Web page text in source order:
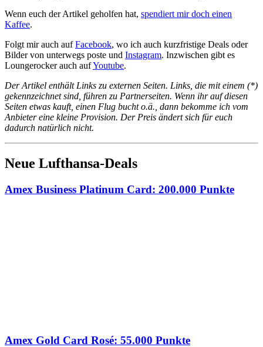
Wenn euch der Artikel geholfen hat, spendiert mir doch einen
Kaffee.
Folgt mir auch aufFacebook, wo ich auch kurzfristige Deals oder
Bilder von unterwegs poste und Instagram. Inzwischen gibt es
Loungerocker auch aufYoutube.
Der Artikel enthält Links zu externen Seiten. Links, die mit einem (*)
gekennzeichnet sind, führen zu Partnerseiten. Wenn ihr auf diesen
Seiten etwas kauft, einen Flug bucht o.ä., dann bekomme ich vom
Anbieter eine kleine Provision. Der Preis ändert sich für euch
dadurch natürlich nicht.
Neue Lufthansa-Deals
Amex Business Platinum Card: 200.000 Punkte
Amex Gold Card Rosé: 55.000 Punkte